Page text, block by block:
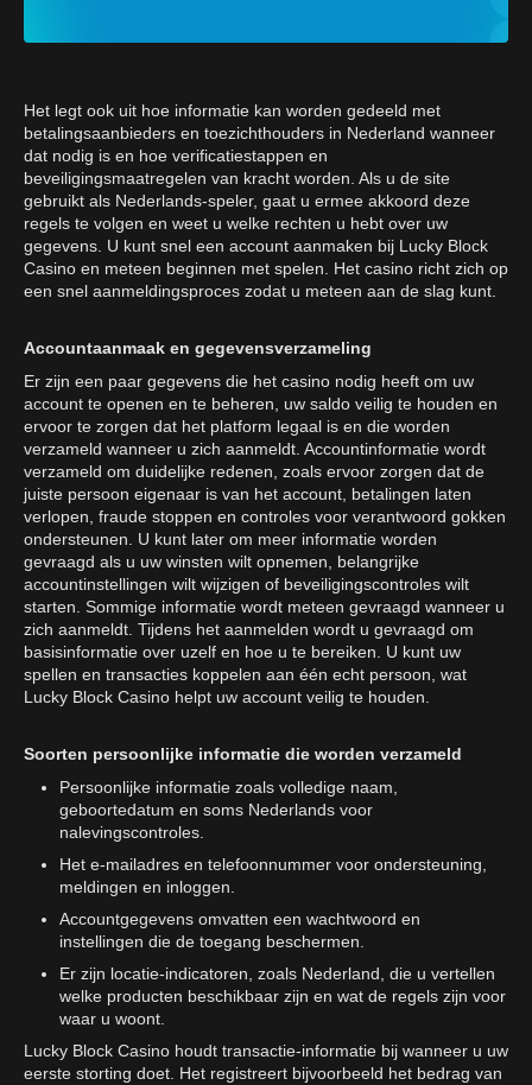
Het legt ook uit hoe informatie kan worden gedeeld met
betalingsaanbieders en toezichthouders in Nederland wanneer
dat nodig is en hoe verificatiestappen en
beveiligingsmaatregelen van kracht worden. Als u de site
gebruikt als Nederlands-speler, gaat u ermee akkoord deze
regels te volgen en weet u welke rechten u hebt over uw
gegevens. U kunt snel een account aanmaken bij Lucky Block
Casino en meteen beginnen met spelen. Het casino richt zich op
een snel aanmeldingsproces zodat u meteen aan de slag kunt.
Accountaanmaak en gegevensverzameling
Er zijn een paar gegevens die het casino nodig heeft om uw
account te openen en te beheren, uw saldo veilig te houden en
ervoor te zorgen dat het platform legaal is en die worden
verzameld wanneer u zich aanmeldt. Accountinformatie wordt
verzameld om duidelijke redenen, zoals ervoor zorgen dat de
juiste persoon eigenaar is van het account, betalingen laten
verlopen, fraude stoppen en controles voor verantwoord gokken
ondersteunen. U kunt later om meer informatie worden
gevraagd als u uw winsten wilt opnemen, belangrijke
accountinstellingen wilt wijzigen of beveiligingscontroles wilt
starten. Sommige informatie wordt meteen gevraagd wanneer u
zich aanmeldt. Tijdens het aanmelden wordt u gevraagd om
basisinformatie over uzelf en hoe u te bereiken. U kunt uw
spellen en transacties koppelen aan één echt persoon, wat
Lucky Block Casino helpt uw account veilig te houden.
Soorten persoonlijke informatie die worden verzameld
Persoonlijke informatie zoals volledige naam,
geboortedatum en soms Nederlands voor
nalevingscontroles.
Het e-mailadres en telefoonnummer voor ondersteuning,
meldingen en inloggen.
Accountgegevens omvatten een wachtwoord en
instellingen die de toegang beschermen.
Er zijn locatie-indicatoren, zoals Nederland, die u vertellen
welke producten beschikbaar zijn en wat de regels zijn voor
waar u woont.
Lucky Block Casino houdt transactie-informatie bij wanneer u uw
eerste storting doet. Het registreert bijvoorbeeld het bedrag van